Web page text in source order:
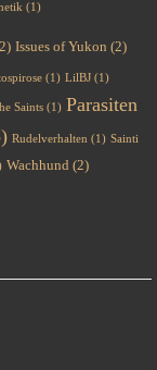
(1)
Issues of Yukon (2)
(1) LilBJ (1)
Saints (1) Parasiten
Rudelverhalten (1) Sainti
Wachhund (2)